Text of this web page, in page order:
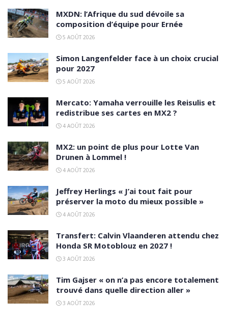
MXDN: l’Afrique du sud dévoile sa
composition d’équipe pour Ernée
5 AOÛT 2026
Simon Langenfelder face à un choix crucial
pour 2027
5 AOÛT 2026
Mercato: Yamaha verrouille les Reisulis et
redistribue ses cartes en MX2 ?
4 AOÛT 2026
MX2: un point de plus pour Lotte Van
Drunen à Lommel !
4 AOÛT 2026
Jeffrey Herlings « J’ai tout fait pour
préserver la moto du mieux possible »
4 AOÛT 2026
Transfert: Calvin Vlaanderen attendu chez
Honda SR Motoblouz en 2027 !
3 AOÛT 2026
Tim Gajser « on n’a pas encore totalement
trouvé dans quelle direction aller »
3 AOÛT 2026